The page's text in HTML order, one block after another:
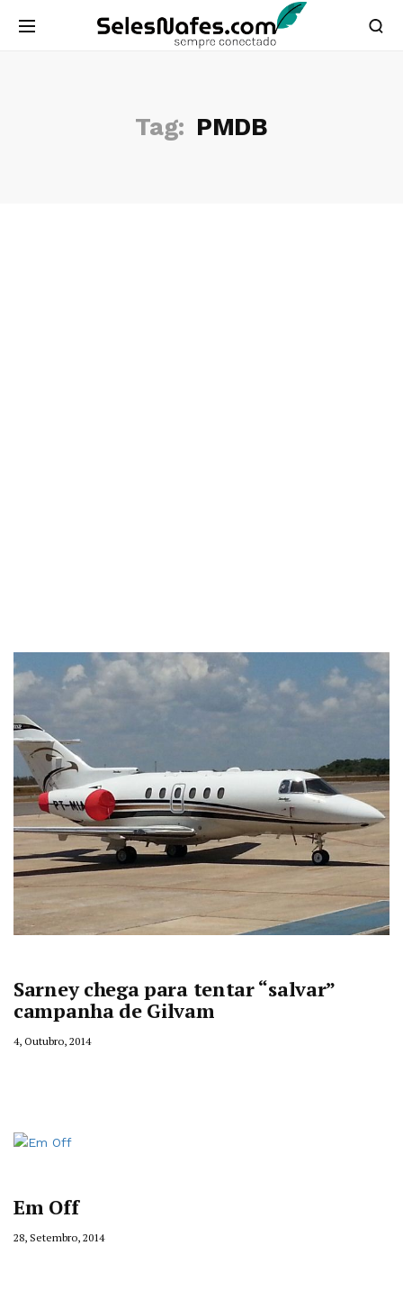
Tag: PMDB
Sarney chega para tentar “salvar”
campanha de Gilvam
4, Outubro, 2014
Em Off
28, Setembro, 2014